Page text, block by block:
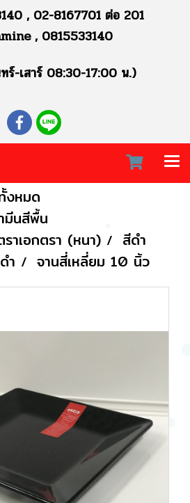
, 02-8167701 ต่อ 201
, 0815533140
ร์-เสาร์ 08:30-17:00 น.)
งหมด
มีนสีพื้น
าเอกตรา (หนา)
สีดำ
ำ
จานสี่เหลี่ยม 10 นิ้ว